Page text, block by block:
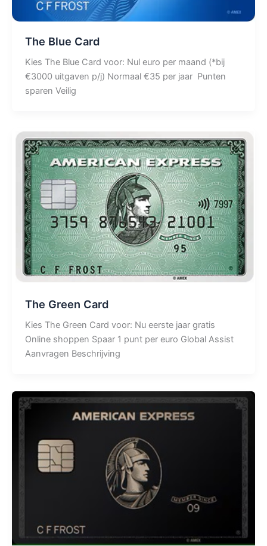
The Blue Card
Kies The Blue Card voor: Nul euro per maand (*bij
€3000 uitgaven p/j) Normaal €35 per jaar Punten
sparen Veilig
The Green Card
Kies The Green Card voor: Nu eerste jaar gratis
Online shoppen Spaar 1 punt per euro Global Assist
Aanvragen Beschrijving